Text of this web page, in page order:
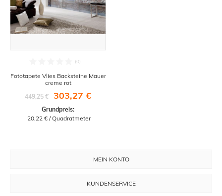
Fototapete Vlies Backsteine Mauer
creme rot
449,25 €
303,27 €
Grundpreis:
20,22 € / Quadratmeter
MEIN KONTO
KUNDENSERVICE